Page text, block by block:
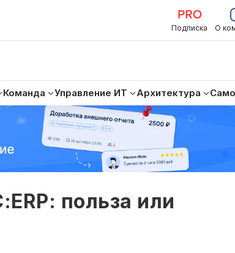
Подписка О
Команда Управление ИТ Архитектура
польза или